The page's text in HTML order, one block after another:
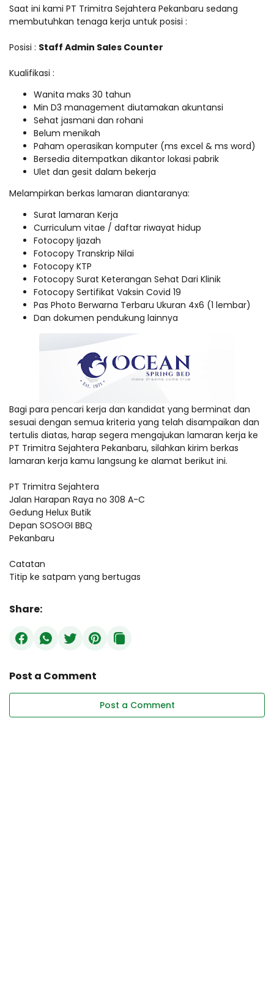
Saat ini kami PT Trimitra Sejahtera Pekanbaru sedang
membutuhkan tenaga kerja untuk posisi :
Posisi : Staff Admin Sales Counter
Kualifikasi :
Wanita maks 30 tahun
Min D3 management diutamakan akuntansi
Sehat jasmani dan rohani
Belum menikah
Paham operasikan komputer (ms excel & ms word)
Bersedia ditempatkan dikantor lokasi pabrik
Ulet dan gesit dalam bekerja
Melampirkan berkas lamaran diantaranya:
Surat lamaran Kerja
Curriculum vitae / daftar riwayat hidup
Fotocopy Ijazah
Fotocopy Transkrip Nilai
Fotocopy KTP
Fotocopy Surat Keterangan Sehat Dari Klinik
Fotocopy Sertifikat Vaksin Covid 19
Pas Photo Berwarna Terbaru Ukuran 4x6 (1 lembar)
Dan dokumen pendukung lainnya
Bagi para pencari kerja dan kandidat yang berminat dan
sesuai dengan semua kriteria yang telah disampaikan dan
tertulis diatas, harap segera mengajukan lamaran kerja ke
PT Trimitra Sejahtera Pekanbaru, silahkan kirim berkas
lamaran kerja kamu langsung ke alamat berikut ini.
PT Trimitra Sejahtera
Jalan Harapan Raya no 308 A-C
Gedung Helux Butik
Depan SOSOGI BBQ
Pekanbaru
Catatan
Titip ke satpam yang bertugas
Share:
Post a Comment
Post a Comment